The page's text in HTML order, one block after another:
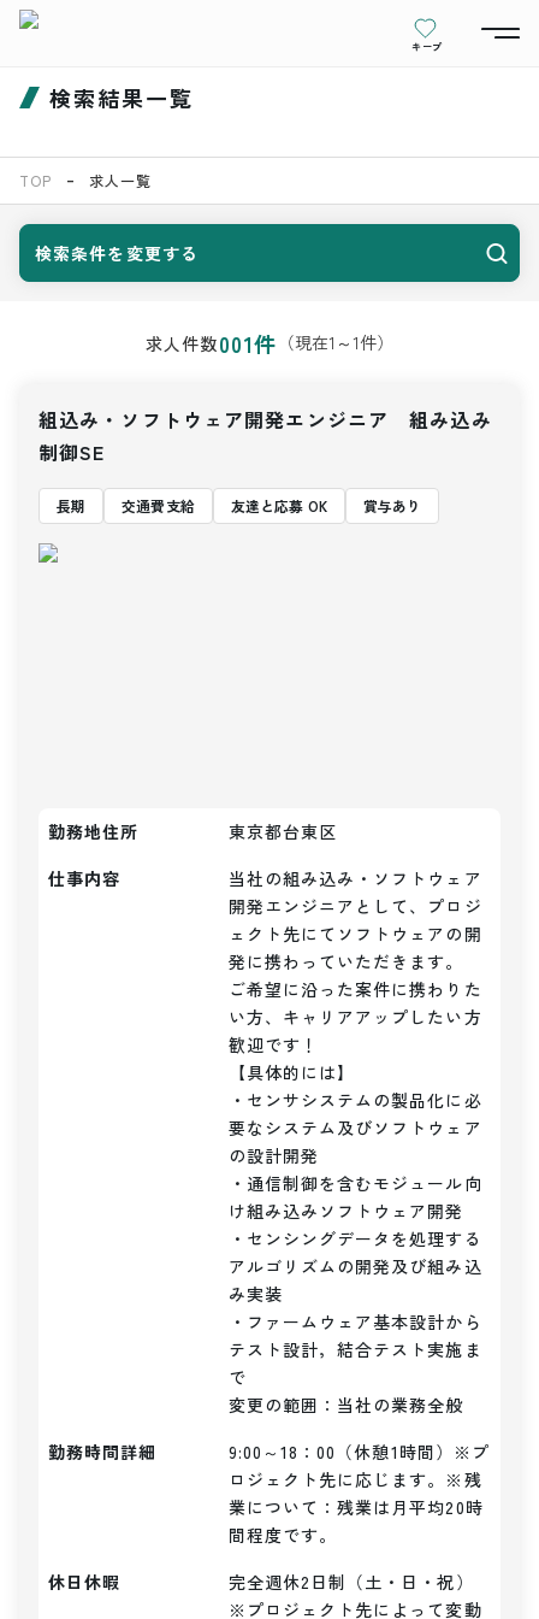
キープ
検索結果一覧
TOP 求人一覧
検索条件を変更する
求人件数001件 （現在1 ～1件）
組込み・ソフトウェア開発エンジニア 組み込み
制御SE
長期 交通費支給 友達と応募 OK 賞与あり
勤務地住所
東京都台東区
仕事内容
当社の組み込み・ソフトウェア
開発エンジニアとして、プロジ
ェクト先にてソフトウェアの開
発に携わっていただきます。
ご希望に沿った案件に携わりた
い方、キャリアアップしたい方
歓迎です！
【具体的には】
・センサシステムの製品化に必
要なシステム及びソフトウェア
の設計開発
・通信制御を含むモジュール向
け組み込みソフトウェア開発
・センシングデータを処理する
アルゴリズムの開発及び組み込
み実装
・ファームウェア基本設計から
テスト設計，結合テスト実施ま
で
変更の範囲：当社の業務全般
勤務時間詳細
9:00～18：00（休憩1時間）※プ
ロジェクト先に応じます。※残
業について：残業は月平均20時
間程度です。
休日休暇
完全週休2日制（土・日・祝）
※プロジェクト先によって変動